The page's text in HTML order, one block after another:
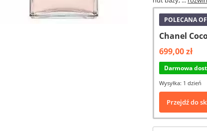
POLECANA
Chanel
699,00 zł
Darmowa
Wysyłka: 1 dzień
Przejdź do